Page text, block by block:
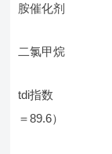
胺催
二氯
tdi指数 117
＝89.6）